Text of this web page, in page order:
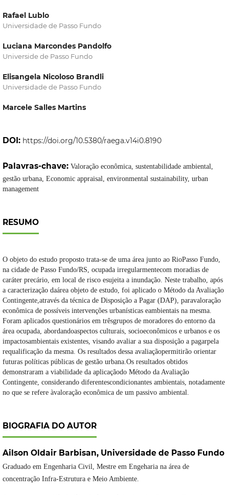
Rafael Lublo
Universidade de Passo Fundo
Luciana Marcondes Pandolfo
Universide de Passo Fundo
Elisangela Nicoloso Brandli
Universidade de Passo Fundo
Marcele Salles Martins
DOI: https://doi.org/10.5380/raega.v14i0.8190
Palavras-chave: Valoração econômica, sustentabilidade ambiental,
gestão urbana, Economic appraisal, environmental sustainability, urban
management
RESUMO
O objeto do estudo proposto trata-se de uma área junto ao RioPasso Fundo,
na cidade de Passo Fundo/RS, ocupada irregularmentecom moradias de
caráter precário, em local de risco esujeita a inundação. Neste trabalho, após
a caracterização daárea objeto de estudo, foi aplicado o Método da Avaliação
Contingente,através da técnica de Disposição a Pagar (DAP), paravaloração
econômica de possíveis intervenções urbanísticas eambientais na mesma.
Foram aplicados questionários em trêsgrupos de moradores do entorno da
área ocupada, abordandoaspectos culturais, socioeconômicos e urbanos e os
impactosambientais existentes, visando avaliar a sua disposição a pagarpela
requalificação da mesma. Os resultados dessa avaliaçãopermitirão orientar
futuras políticas públicas de gestão urbana.Os resultados obtidos
demonstraram a viabilidade da aplicaçãodo Método da Avaliação
Contingente, considerando diferentescondicionantes ambientais, notadamente
no que se refere àvaloração econômica de um passivo ambiental.
BIOGRAFIA DO AUTOR
Ailson Oldair Barbisan, Universidade de Passo Fundo
Graduado em Engenharia Civil, Mestre em Engeharia na área de
concentração Infra-Estrutura e Meio Ambiente.